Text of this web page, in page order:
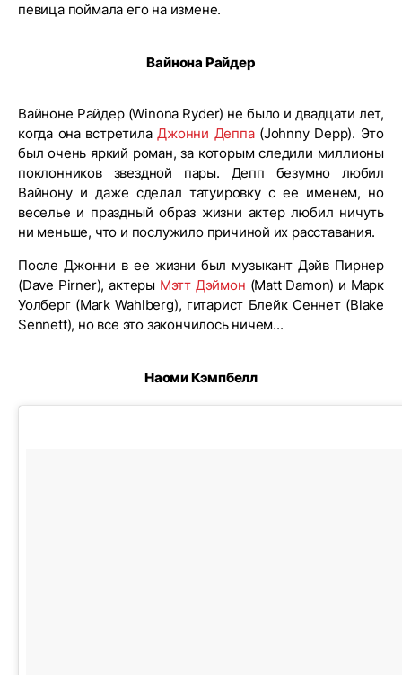
певица поймала его на измене.
Вайнона Райдер
Вайноне Райдер (Winona Ryder) не было и двадцати лет,
когда она встретилаДжонни Деппа(Johnny Depp). Это
был очень яркий роман, за которым следили миллионы
поклонников звездной пары. Депп безумно любил
Вайнону и даже сделал татуировку с ее именем, но
веселье и праздный образ жизни актер любил ничуть
ни меньше, что и послужило причиной их расставания.
После Джонни в ее жизни был музыкант Дэйв Пирнер
(Dave Pirner), актеры Мэтт Дэймон (Matt Damon) и Марк
Уолберг (Mark Wahlberg), гитарист Блейк Сеннет (Blake
Sennett), но все это закончилось ничем...
Наоми Кэмпбелл